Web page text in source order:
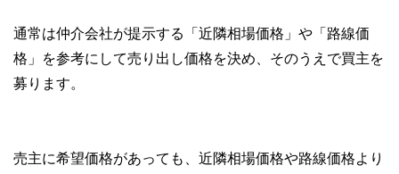
通常は仲介会社が提示する「近隣相場価格」や「路線価
格」を参考にして売り出し価格を決め、そのうえで買主を
募ります。
売主に希望価格があっても、近隣相場価格や路線価格より